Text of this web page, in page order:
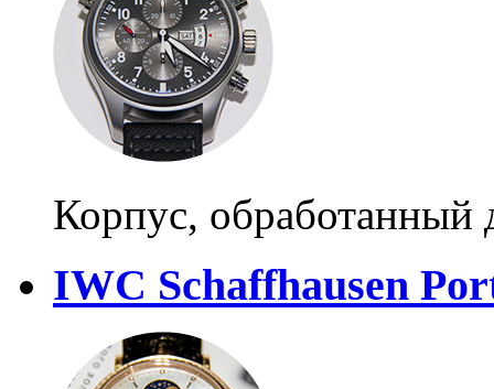
Корпус, обработанный
IWC Schaffhausen